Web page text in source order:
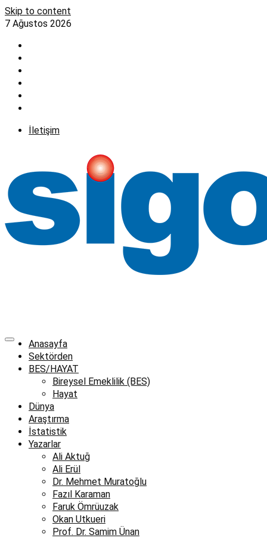
Skip to content
7 Ağustos 2026
İletişim
Anasayfa
Sektörden
BES/HAYAT
Bireysel Emeklilik (BES)
Hayat
Dünya
Araştırma
İstatistik
Yazarlar
Ali Aktuğ
Ali Erül
Dr. Mehmet Muratoğlu
Fazıl Karaman
Faruk Ömrüuzak
Okan Utkueri
Prof. Dr. Samim Ünan